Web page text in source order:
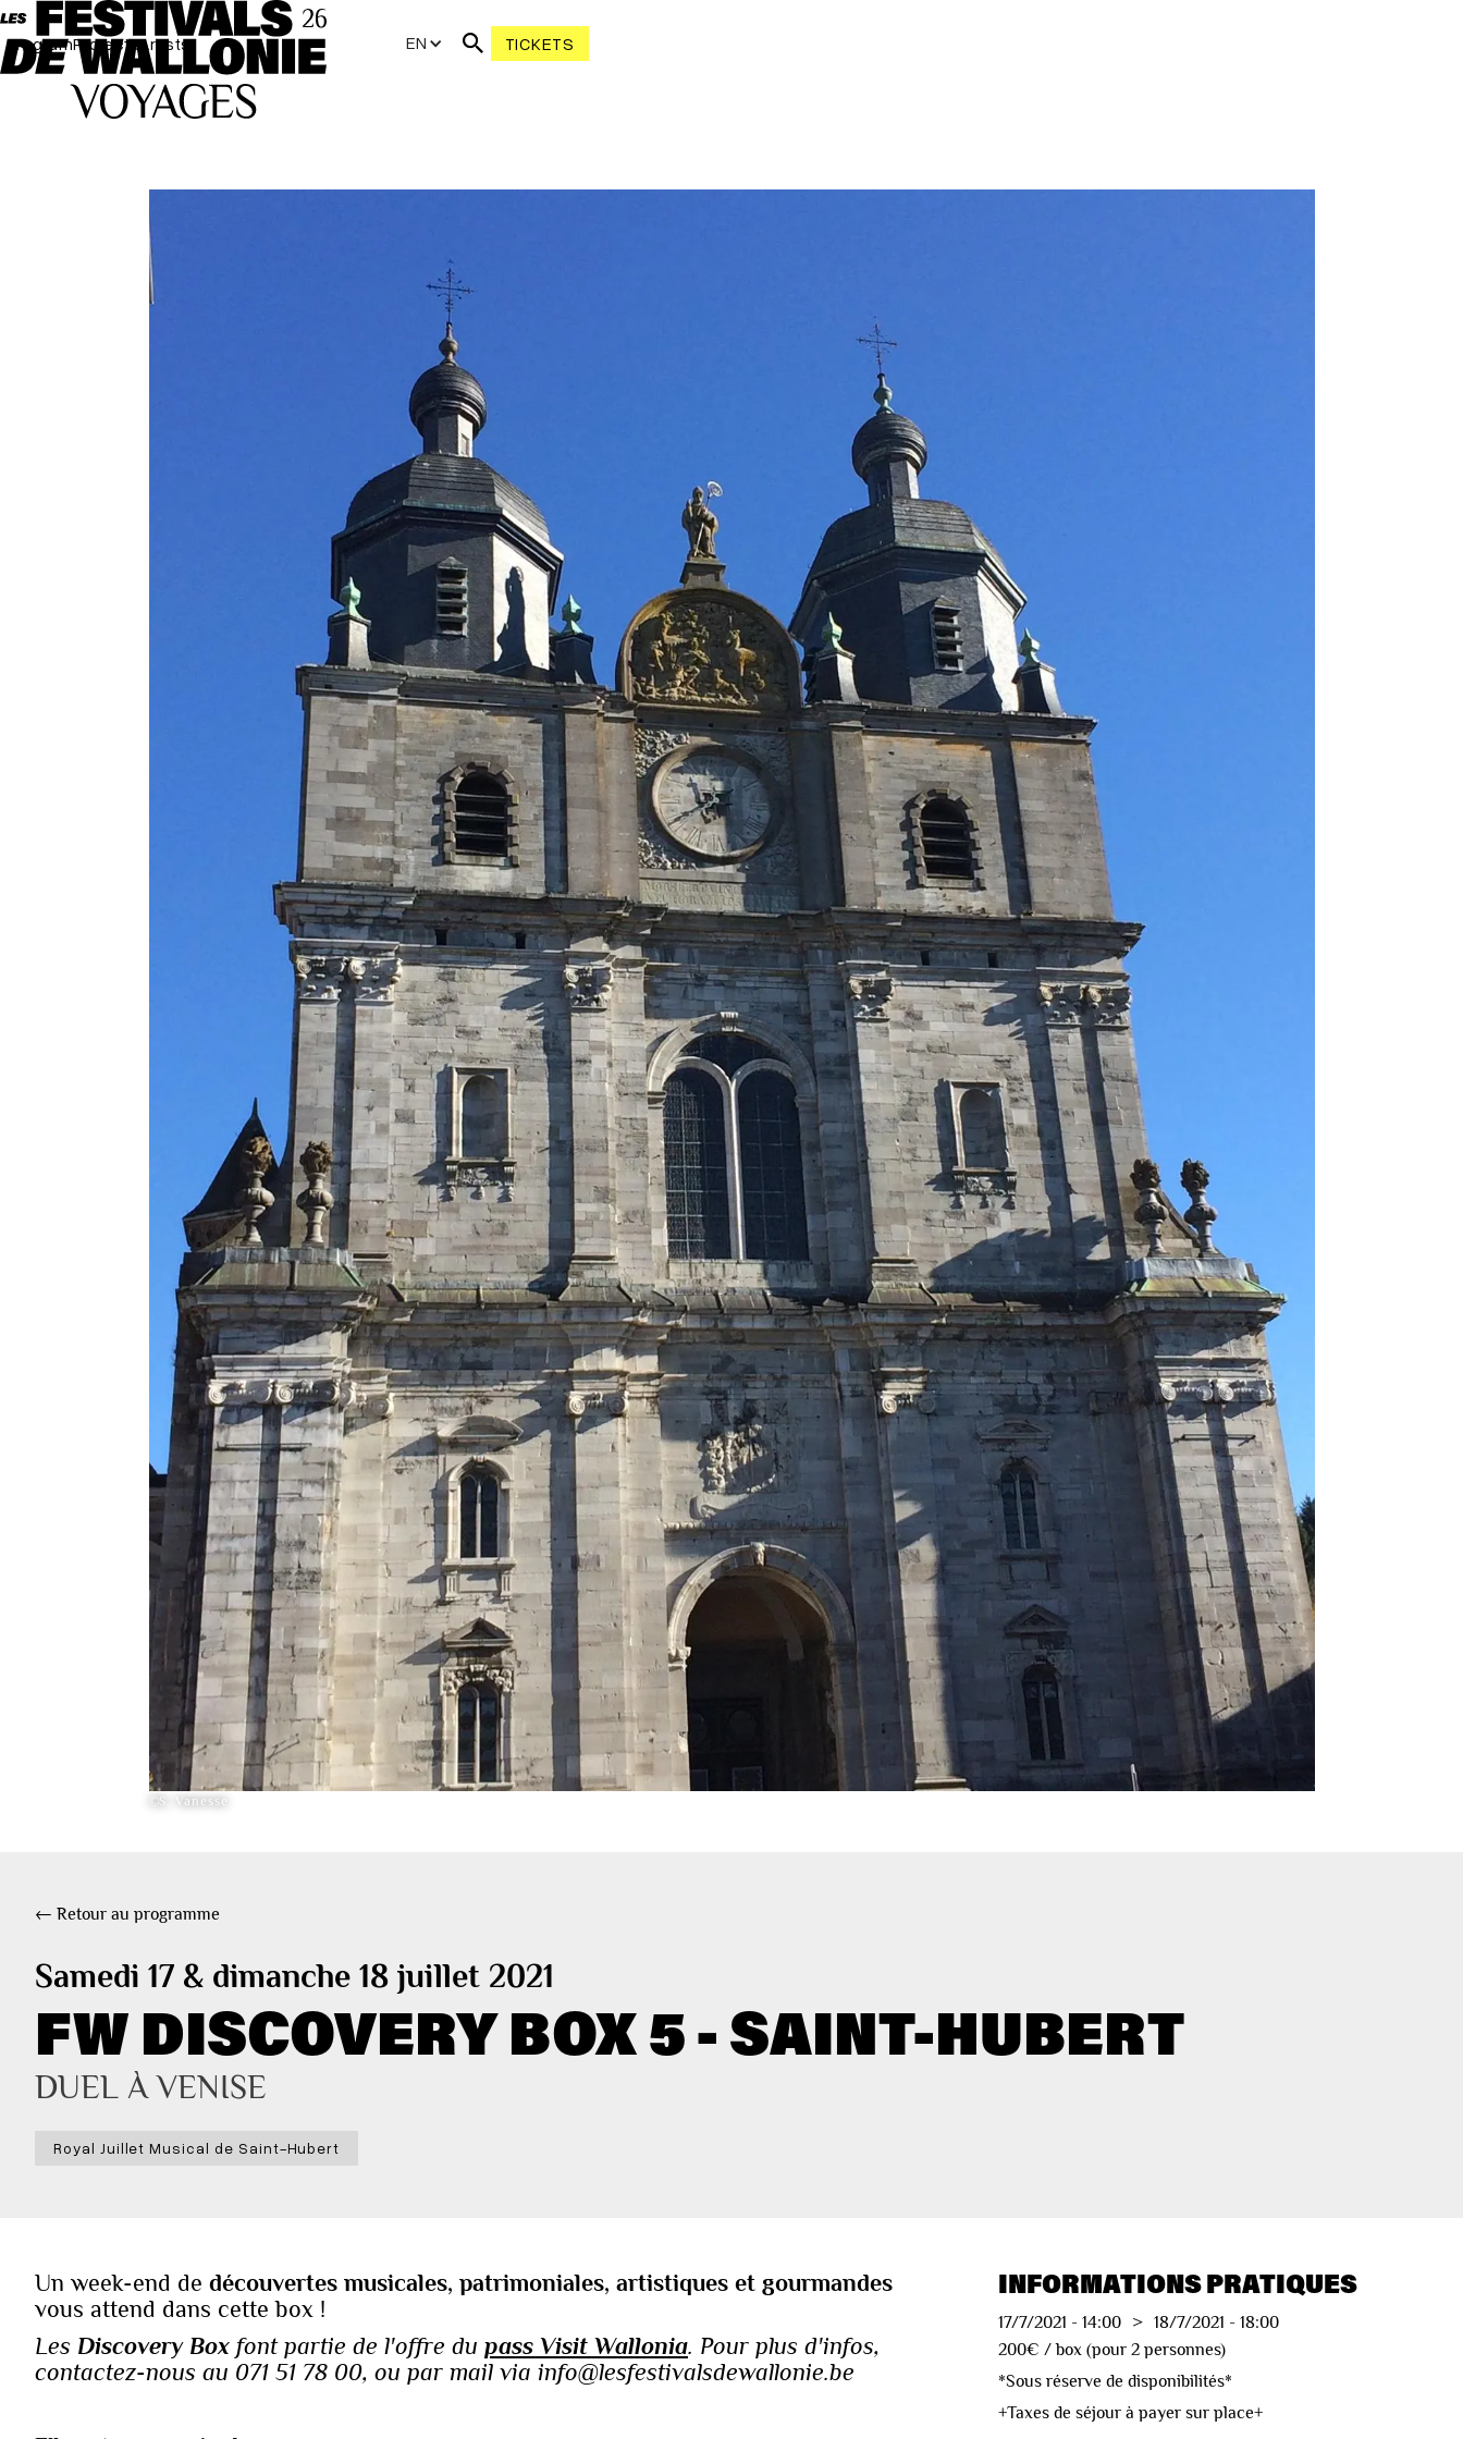
ProgramProjectsArtists EN TICKETS
©S. Vanesse
← Retour au programme
Samedi 17 & dimanche 18 juillet 2021
FW DISCOVERY BOX 5 - SAINT-HUBERT
DUEL À VENISE
Royal Juillet Musical de Saint-Hubert
Un week-end de découvertes musicales, patrimoniales, artistiques et gourmandes
vous attend dans cette box !‍‍
Les Discovery Box font partie de l'offre du pass Visit Wallonia. Pour plus d'infos,
contactez-nous au 071 51 78 00, ou par mail via info@lesfestivalsdewallonie.be
INFORMATIONS PRATIQUES
17/7/2021 -14:00 > 18/7/2021 -18:00
200€ / box (pour 2 personnes)
*Sous réserve de disponibilités*
+Taxes de séjour à payer sur place+